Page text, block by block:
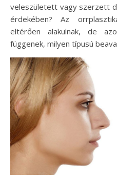
veleszületett vagy szerzett
érdekében? Az
eltérően alakulnak, de
függenek, milyen típusú